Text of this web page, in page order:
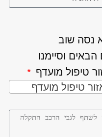
נסה שוב
וסיימנו
טיפול מועדף
טיפול מועדף